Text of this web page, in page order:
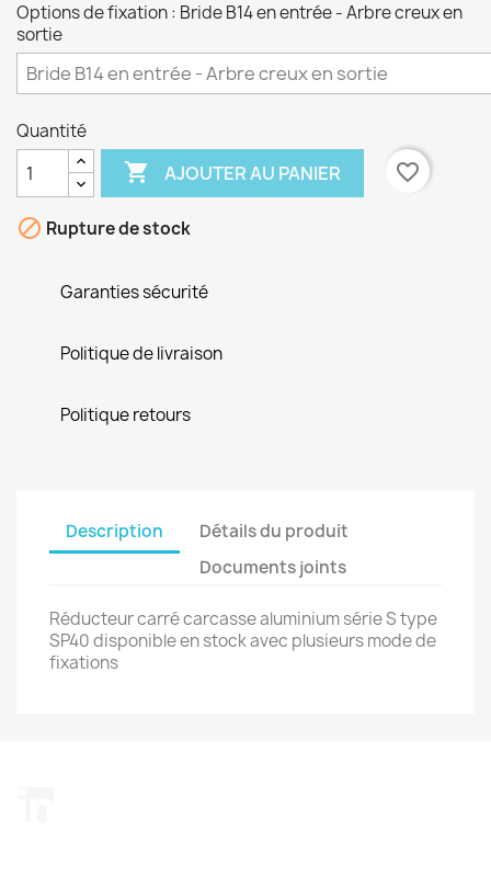
Options de fixation : Bride B14 en entrée - Arbre creux en
sortie
Quantité
 AJOUTER AU PANIER favorite_border
 Rupture de stock
Garanties sécurité
Politique de livraison
Politique retours
Description
Détails du produit
Documents joints
Réducteur carré carcasse aluminium série S type
SP40 disponible en stock avec plusieurs mode de
fixations